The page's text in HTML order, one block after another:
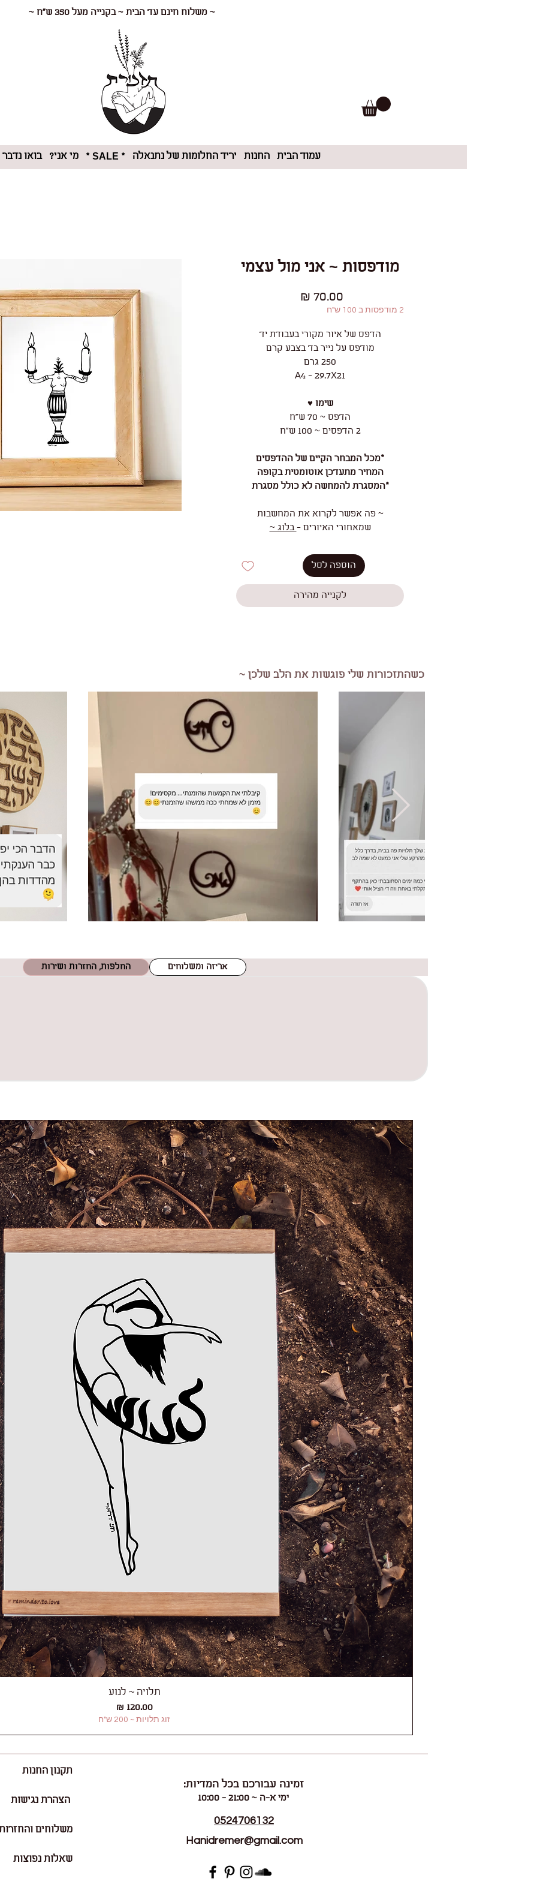
~ משלוח חינם עד הבית ~ בקנייה מעל 350 ש"ח ~
עמוד הבית החנות יריד החלומות של נתנאלה * SALE * מי אני? בואו נדבר
מודפסות ~ אני מול עצמי
2 מודפסות ב 100 ש"ח
הדפס של איור מקורי בעבודת יד
מודפס על נייר בד בצבע קרם
250 גרם
A4 - 29.7X21
שימו ♥
הדפס ~ 70 ש"ח
2 הדפסים ~ 100 ש"ח
*מכל המבחר הקיים של ההדפסים
המחיר מתעדכן אוטומטית בקופה
*המסגרת להמחשה לא כולל מסגרת
~ פה אפשר לקרוא את המחשבות
שמאחורי האיורים -בלוג ~
הוספה לסל
לקנייה מהירה
כשהתזכורות שלי פוגשות את הלב שלכן ~
אריזה ומשלוחים החלפות, החזרות ושירות
תצוגה מהירה
תלויה ~ לנוע
מחיר‏120.00 ‏₪
זוג תלויות ~ 200 ש"ח
תקנון החנות
משלוחים
שאלות נפוצות
זמינה עבורכם בכל המדיות:
ימי א-ה ~ 21:00 - 10:00
0524706132
Hanidremer@gmail.com